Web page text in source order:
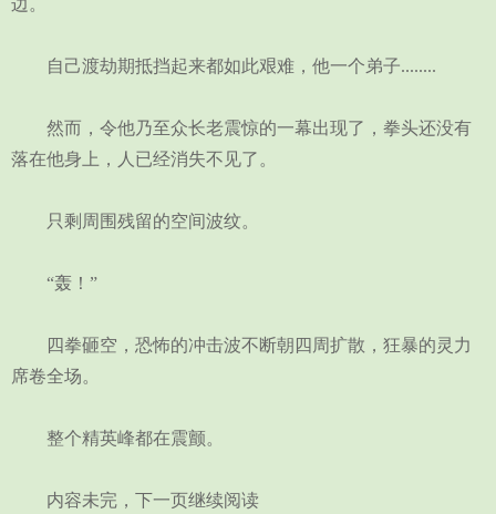
边。
自己渡劫期抵挡起来都如此艰难，他一个弟子........
然而，令他乃至众长老震惊的一幕出现了，拳头还没有
落在他身上，人已经消失不见了。
只剩周围残留的空间波纹。
“轰！”
四拳砸空，恐怖的冲击波不断朝四周扩散，狂暴的灵力
席卷全场。
整个精英峰都在震颤。
内容未完，下一页继续阅读